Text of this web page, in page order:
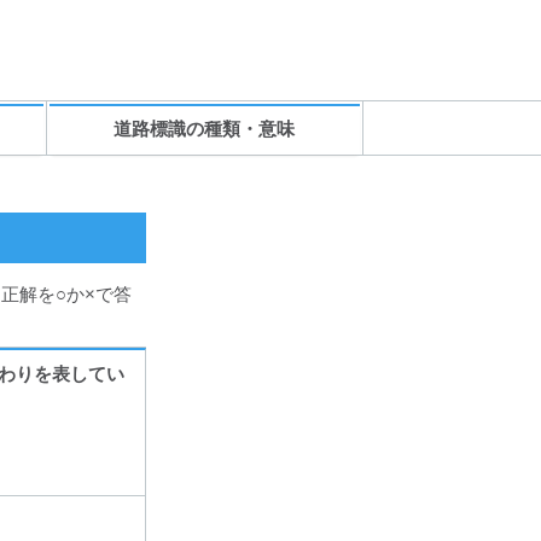
道路標識の種類・意味
解を○か×で答
りを表してい